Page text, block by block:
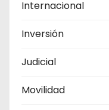
Internacional
Inversión
Judicial
Movilidad